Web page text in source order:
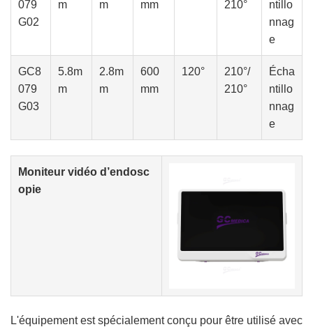
079
G02
m
m
mm
210°
ntillo
nnag
e
GC8
079
G03
5.8m
m
2.8m
m
600
mm
120°
210°/
210°
Écha
ntillo
nnag
e
Moniteur vidéo d’endosc
opie
L'équipement est spécialement conçu pour être utilisé avec